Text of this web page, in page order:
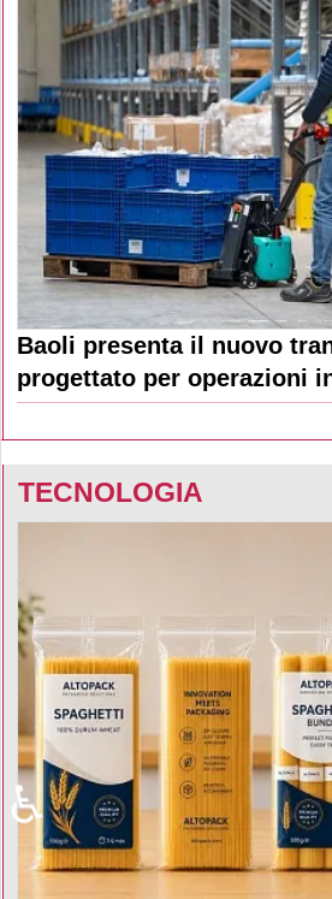
Baoli presenta il nuovo
progettato per operazioni
TECNOLOGIA